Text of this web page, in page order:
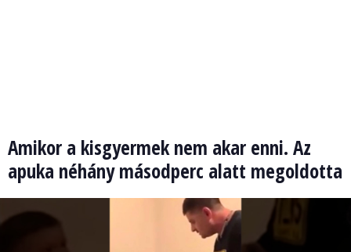
Amikor a kisgyermek nem akar enni. Az
apuka néhány másodperc alatt megoldotta